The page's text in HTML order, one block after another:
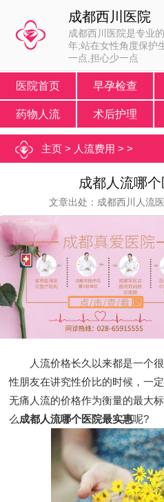
成都西川医院
成都西川医院是专业
年;站在女性角度保护
一点,担心少一点
医院首页 早孕检查
药物人流 术后护理
主页 > 人流费用 > >
成都人流哪
文章出处：成都西川人流
人流价格长久以来都是一个很
性朋友在讲究性价比的时候，一
无痛人流的价格作为衡量的最大
么成都人流哪个医院最实惠呢?